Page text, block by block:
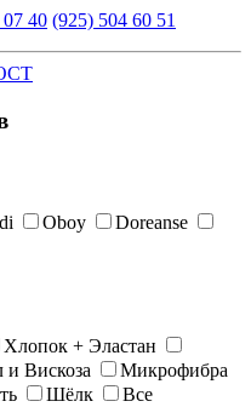
07 40 (925) 504 60 51
Oboy
Doreanse
Хлопок + Эластан
и Вискоза
Микрофибра
Шёлк Все